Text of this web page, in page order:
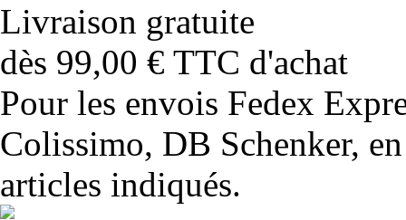
Livraison gratuite
dès 99,00 € TTC d'achat
Pour les envois Fedex
Colissimo, DB Schenker,
articles indiqués.